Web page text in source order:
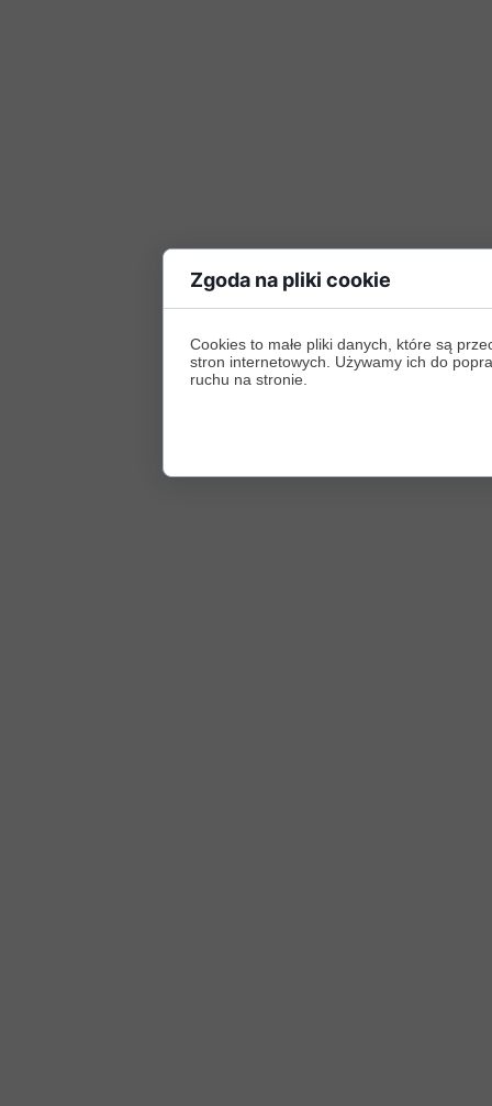
Zgoda na pliki cookie
Cookies to małe pliki danych, które są
stron internetowych. Używamy ich do
ruchu na stronie.